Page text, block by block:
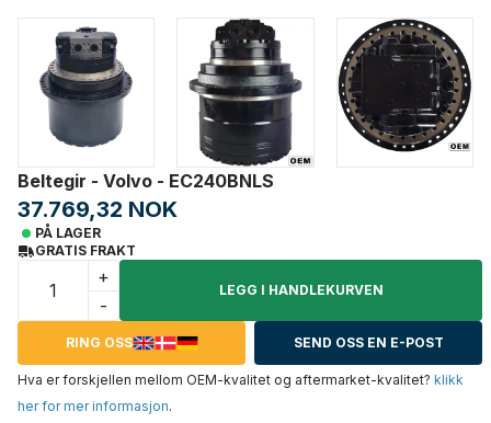
Beltegir - Volvo - EC240BNLS
37.769,32 NOK
PÅ LAGER
GRATIS FRAKT
+
-
LEGG I HANDLEKURVEN
RING OSS SEND OSS EN E-POST
Hva er forskjellen mellom OEM-kvalitet og aftermarket-kvalitet? klikk
her for mer informasjon.